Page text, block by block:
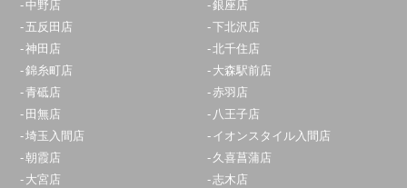
中野店
銀座店
五反田店
下北沢店
神田店
北千住店
錦糸町店
大森駅前店
青砥店
赤羽店
田無店
八王子店
埼玉入間店
イオンスタイル入間店
朝霞店
久喜菖蒲店
大宮店
志木店